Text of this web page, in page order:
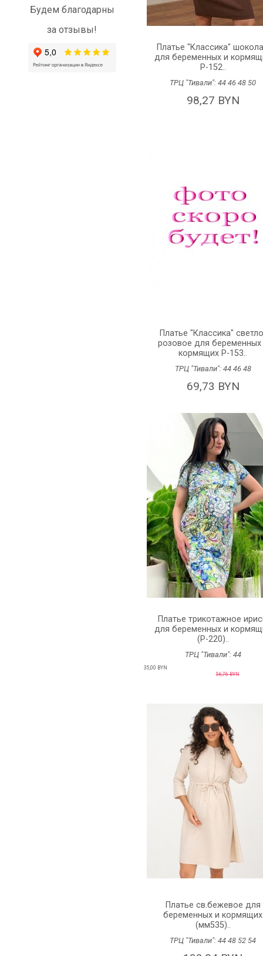
Будем благодарны
за отзывы!
Платье "Классика"
для беременных и
P-152..
ТРЦ "Тивали":444648 50
98,27 BYN
Платье "Классика"
розовое для беременных
кормящих P-153..
ТРЦ "Тивали": 44 46 48
69,73 BYN
Платье трикотажное
для беременных и
(P-220)..
ТРЦ "Тивали": 44
35,00 BYN
56,76 BYN
Платье св.бежевое для
беременных и кормящих
(мм535)..
ТРЦ "Тивали":4448 52 54